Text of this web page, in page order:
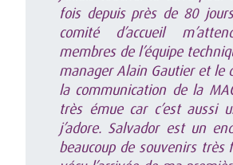
fois depuis près de 80
comité d’accueil
membres de l’équipe
manager Alain Gautier et le
la communication de la
très émue car c’est aussi
j’adore. Salvador est un
beaucoup de souvenirs très